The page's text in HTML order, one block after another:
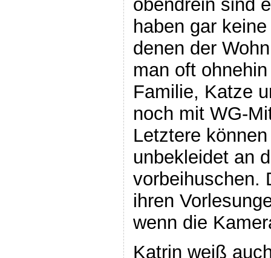
obendrein sind
haben gar
denen der
man oft
Familie, Katze
noch mit WG-
Letztere
unbekleidet an
vorbeihuschen.
ihren
wenn die
Katrin weiß